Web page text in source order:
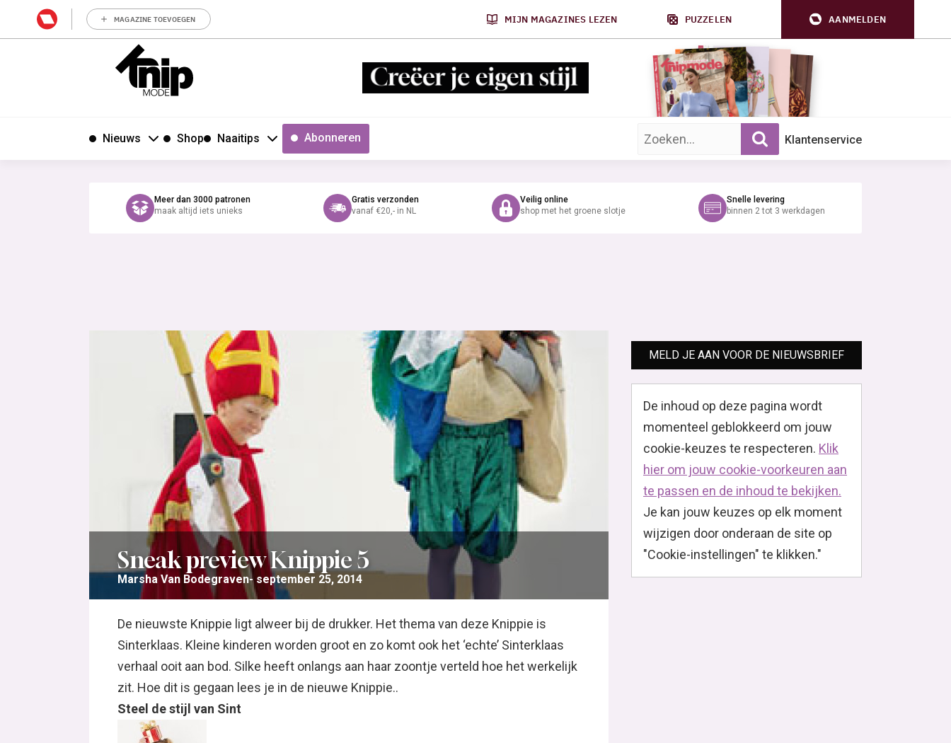
MAGAZINE TOEVOEGEN MIJN MAGAZINES LEZEN PUZZELEN AANMELDEN
Nieuws Shop Naaitips Abonneren Zoek op trefwoord: Klantenservice
Meer dan 3000 patronen
maak altijd iets unieks
Gratis verzonden
vanaf €20,- in NL
Veilig online
shop met het groene slotje
Snelle levering
binnen 2 tot 3 werkdagen
Sneak preview Knippie 5
Marsha Van Bodegraven september 25, 2014
De nieuwste Knippie ligt alweer bij de drukker. Het thema van deze Knippie is
Sinterklaas. Kleine kinderen worden groot en zo komt ook het ‘echte’ Sinterklaas
verhaal ooit aan bod. Silke heeft onlangs aan haar zoontje verteld hoe het werkelijk
zit. Hoe dit is gegaan lees je in de nieuwe Knippie..
Steel de stijl van Sint
MELD JE AAN VOOR DE NIEUWSBRIEF
De inhoud op deze pagina wordt
momenteel geblokkeerd om jouw
cookie-keuzes te respecteren. Klik
hier om jouw cookie-voorkeuren aan
te passen en de inhoud te bekijken.
Je kan jouw keuzes op elk moment
wijzigen door onderaan de site op
"Cookie-instellingen" te klikken."